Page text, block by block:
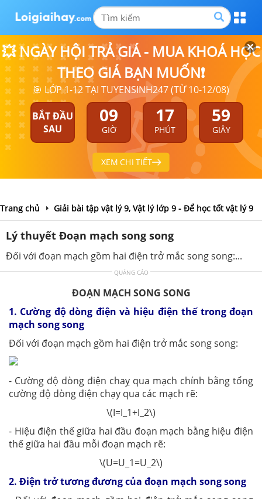
💥 NGÀY HỘI TRẢ GIÁ - MUA KHOÁ HỌC
THEO GIÁ BẠN MUỐN❗
🎯 LỚP 1-12 TẠI TUYENSINH247 (TỪ 10-12/08)
BẮT ĐẦU
SAU
09
GIỜ
17
PHÚT
59
GIÂY
XEM CHI TIẾT
Trang chủ Giải bài tập vật lý 9, Vật lý lớp 9 - Để học tốt vật lý 9
Lý thuyết Đoạn mạch song song
Đối với đoạn mạch gồm hai điện trở mắc song song:...
QUẢNG CÁO
ĐOẠN MẠCH SONG SONG
1. Cường độ dòng điện và hiệu điện thế trong đoạn
mạch song song
Đối với đoạn mạch gồm hai điện trở mắc song song:
- Cường độ dòng điện chaỵ qua mạch chính bằng tổng
cường độ dòng điện chạy qua các mạch rẽ:
\(I=I_1+I_2\)
- Hiệu điện thế giữa hai đầu đoạn mạch bằng hiệu điện
thế giữa hai đầu mỗi đoạn mạch rẽ:
\(U=U_1=U_2\)
2. Điện trở tương đương của đoạn mạch song song